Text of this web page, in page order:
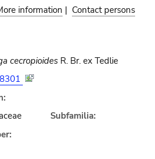
information | Contact persons
cecropioidesR. Br. ex Tedlie
Subfamilia: